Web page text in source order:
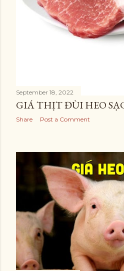
September 18, 2022
GIÁ THỊT ĐÙI HEO
Share Post a Comment